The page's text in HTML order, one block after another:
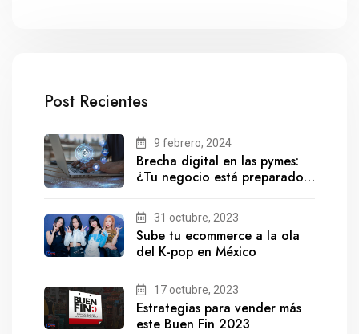
Post Recientes
9 febrero, 2024
Brecha digital en las pymes:
¿Tu negocio está preparado
31 octubre, 2023
Sube tu ecommerce a la ola
del K-pop en México
17 octubre, 2023
Estrategias para vender más
este Buen Fin 2023